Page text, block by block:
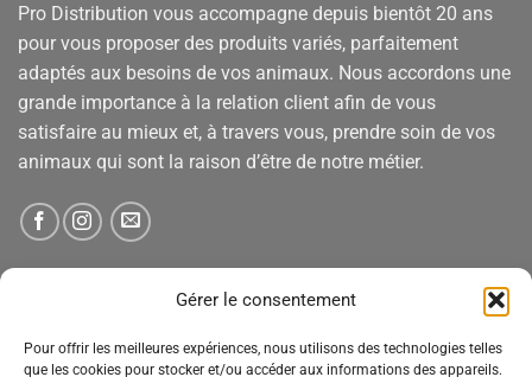
Gérer le consentement
Pour offrir les meilleures expériences, nous utilisons des technologies telles
que les cookies pour stocker et/ou accéder aux informations des appareils.
Pro Distribution vous accompagne depuis bientôt 20 ans
pour vous proposer des produits variés, parfaitement
adaptés aux besoins de vos animaux. Nous accordons une
grande importance à la relation client afin de vous
satisfaire au mieux et, à travers vous, prendre soin de vos
animaux qui sont la raison d’être de notre métier.
Tenez-vous informé des nouveautés, des offres spéciales